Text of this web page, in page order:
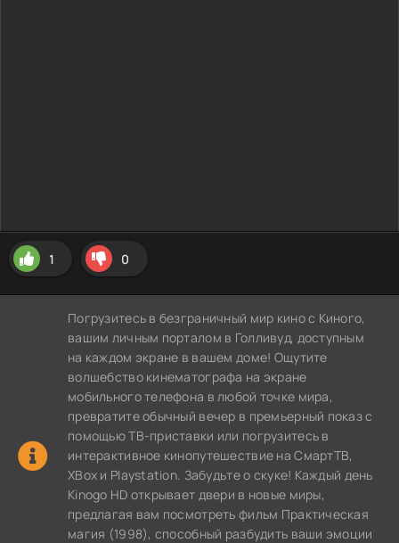
1 0
Погрузитесь в безграничный мир кино с Киного,
вашим личным порталом в Голливуд, доступным
на каждом экране в вашем доме! Ощутите
волшебство кинематографа на экране
мобильного телефона в любой точке мира,
превратите обычный вечер в премьерный показ с
помощью ТВ-приставки или погрузитесь в
интерактивное кинопутешествие на СмартТВ,
XBox и Playstation. Забудьте о скуке! Каждый день
Kinogo HD открывает двери в новые миры,
предлагая вам посмотреть фильм Практическая
магия (1998), способный разбудить ваши эмоции